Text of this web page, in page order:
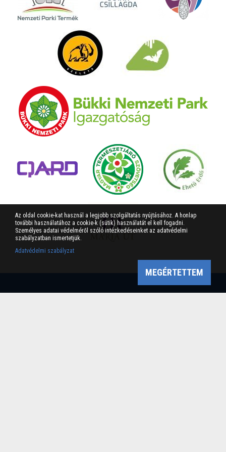
Az oldal cookie-kat használ a legjobb szolgáltatás nyújtásához. A honlap
további használatához a cookie-k (sütik) használatát el kell fogadni.
Személyes adatai védelméről szóló intézkedéseinket az adatvédelmi
szabályzatban ismertetjük.
Adatvédelmi szabályzat
MEGÉRTETTEM